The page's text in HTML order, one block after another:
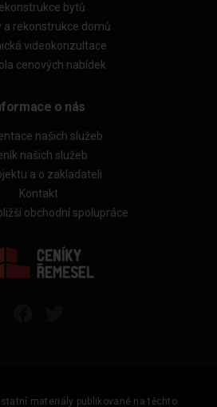
bytů
a rekonstrukce domů
videokonzultace
cenových nabídek
o nás
našich služeb
našich služeb
a o zakladateli
Kontakt
obchodní spolupráce
materiály publikované na těchto